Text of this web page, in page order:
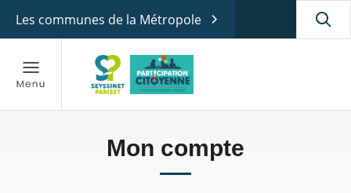
Les communes de la Métropole
Mon compte